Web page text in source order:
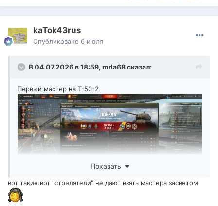
kaTok43rus
Опубликовано 6 июля
В 04.07.2026 в 18:59, mda68сказал:
Первый мастер на Т-50-2
Показать
вот такие вот "стрелятели" не дают взять мастера засветом